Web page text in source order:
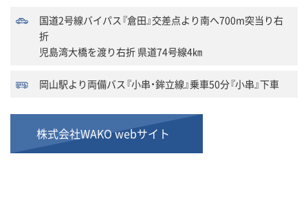
国道2号線バイパス『倉田』交差点より南へ700m突当り右
折
児島湾大橋を渡り右折 県道74号線4㎞
岡山駅より両備バス『小串・鉾立線』乗車50分『小串』下車
株式会社WAKO webサイト